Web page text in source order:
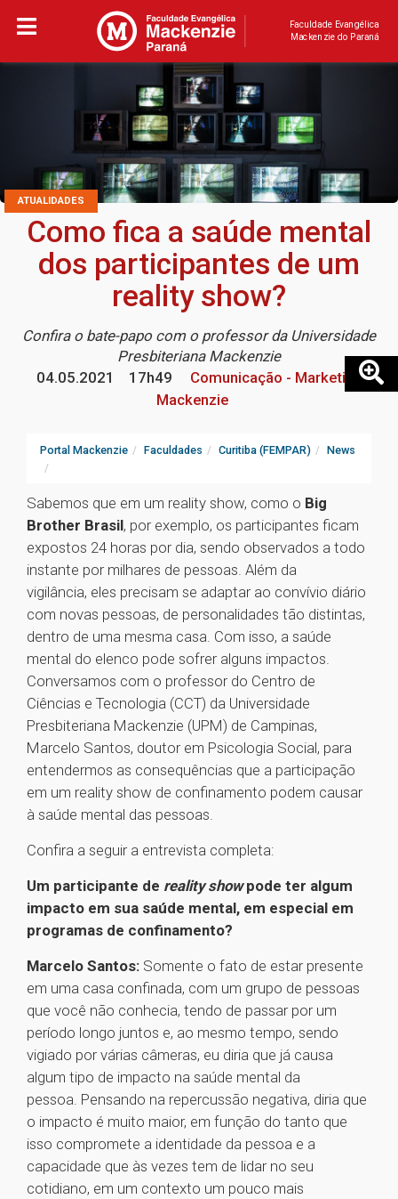
Faculdade Evangélica
Mackenzie do Paraná
ATUALIDADES
Como fica a saúde mental
dos participantes de um
reality show?
Confira o bate-papo com o professor da Universidade
Presbiteriana Mackenzie
04.05.2021
17h49
Comunicação - Marketing
Mackenzie
Portal Mackenzie Faculdades Curitiba (FEMPAR) News
Sabemos que em um reality show, como o Big
Brother Brasil, por exemplo, os participantes ficam
expostos 24 horas por dia, sendo observados a todo
instante por milhares de pessoas. Além da
vigilância, eles precisam se adaptar ao convívio diário
com novas pessoas, de personalidades tão distintas,
dentro de uma mesma casa. Com isso, a saúde
mental do elenco pode sofrer alguns impactos.
Conversamos com o professor do Centro de
Ciências e Tecnologia (CCT) da Universidade
Presbiteriana Mackenzie (UPM) de Campinas,
Marcelo Santos, doutor em Psicologia Social, para
entendermos as consequências que a participação
em um​ reality show de confinamento podem causar
à saúde mental das pessoas.
Confira a seguir a entrevista completa:
Um participante de reality showpode ter algum
impacto em sua saúde mental, em especial em
programas de confinamento?
Marcelo Santos: Somente o fato de estar presente
em uma casa confinada, com um grupo de pessoas
que você não conhecia, tendo de passar por um
período longo juntos e, ao mesmo tempo, sendo
vigiado por várias câmeras, eu diria que já causa
algum tipo de impacto na saúde mental da
pessoa. Pensando na repercussão negativa, diria que
o impacto é muito maior, em função do tanto que
isso compromete a identidade da pessoa e a
capacidade que às vezes tem de lidar no seu
cotidiano, em um contexto um pouco mais